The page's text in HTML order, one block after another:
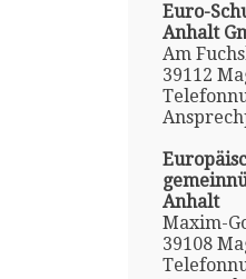
Euro-
Anhalt
Am
39112
Anhalt
Maxim-
39108